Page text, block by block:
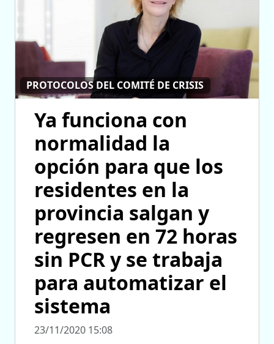
PROTOCOLOS DEL COMITÉ DE CRISIS
Ya funciona con
normalidad la
opción para que los
residentes en la
provincia salgan y
regresen en 72 horas
sin PCR y se trabaja
para automatizar el
sistema
23/11/2020 15:08